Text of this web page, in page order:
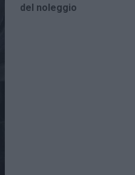
del noleggio